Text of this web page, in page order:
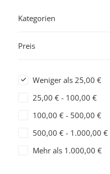
Kategorien
Preis
Weniger als 25,00 €
25,00 € - 100,00 €
100,00 € - 500,00 €
500,00 € - 1.000,00 €
Mehr als 1.000,00 €